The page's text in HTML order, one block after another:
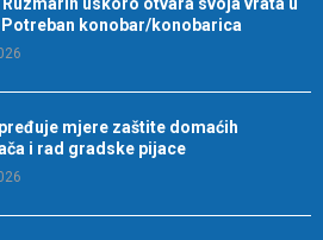
konobar/konobarica
mjere zaštite domaćih
i rad gradske pijace